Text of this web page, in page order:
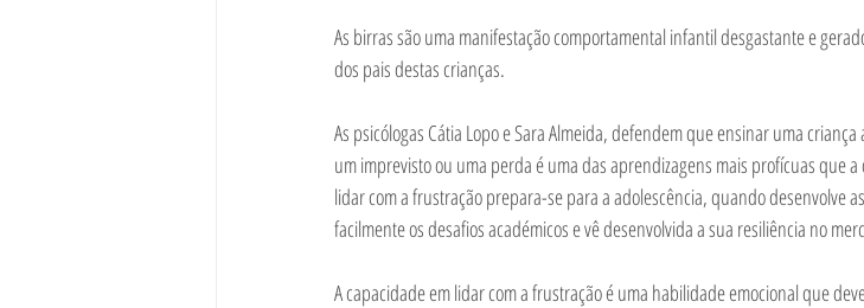
As birras são uma manifestação comportamental infantil desgastante e
dos pais destas crianças.
As psicólogas Cátia Lopo e Sara Almeida, defendem que ensinar uma
um imprevisto ou uma perda é uma das aprendizagens mais profícuas que
lidar com a frustração prepara-se para a adolescência, quando desenvolve
facilmente os desafios académicos e vê desenvolvida a sua resiliência no
A capacidade em lidar com a frustração é uma habilidade emocional que